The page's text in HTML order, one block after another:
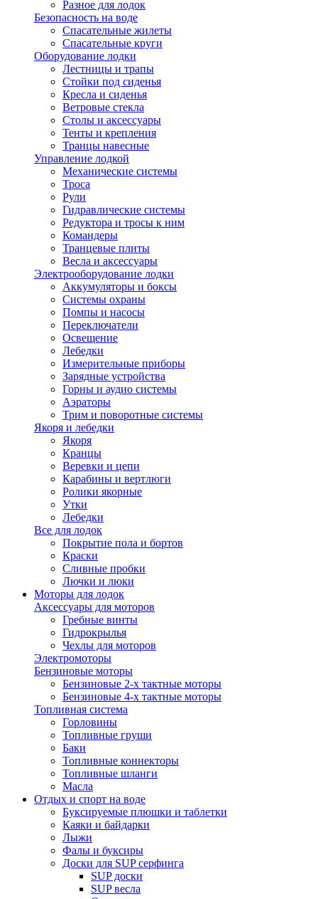
Разное для лодок
Безопасность на воде
Спасательные жилеты
Спасательные круги
Оборудование лодки
Лестницы и трапы
Стойки под сиденья
Кресла и сиденья
Ветровые стекла
Столы и аксессуары
Тенты и крепления
Транцы навесные
Управление лодкой
Механические системы
Троса
Рули
Гидравлические системы
Редуктора и тросы к ним
Командеры
Транцевые плиты
Весла и аксессуары
Электрооборудование лодки
Аккумуляторы и боксы
Системы охраны
Помпы и насосы
Переключатели
Освещение
Лебедки
Измерительные приборы
Зарядные устройства
Горны и аудио системы
Аэраторы
Трим и поворотные системы
Якоря и лебедки
Якоря
Кранцы
Веревки и цепи
Карабины и вертлюги
Ролики якорные
Утки
Лебедки
Все для лодок
Покрытие пола и бортов
Краски
Сливные пробки
Лючки и люки
Моторы для лодок
Аксессуары для моторов
Гребные винты
Гидрокрылья
Чехлы для моторов
Электромоторы
Бензиновые моторы
Бензиновые 2-х тактные моторы
Бензиновые 4-х тактные моторы
Топливная система
Горловины
Топливные груши
Баки
Топливные коннекторы
Топливные шланги
Масла
Отдых и спорт на воде
Буксируемые плюшки и таблетки
Каяки и байдарки
Лыжи
Фалы и буксиры
Доски для SUP серфинга
SUP доски
SUP весла